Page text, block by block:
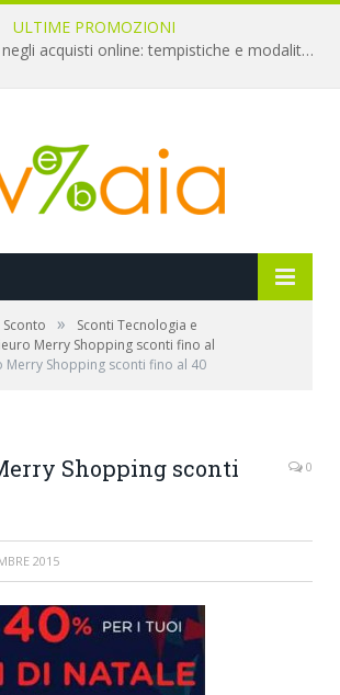
ULTIME PROMOZIONI
Diritto di recesso negli acquisti online: tempistiche e modalità per il rimborso
»
Sconti Tecnologia e
Merry Shopping sconti fino al
Merry Shopping sconti fino al 40
Shopping sconti
0
2015